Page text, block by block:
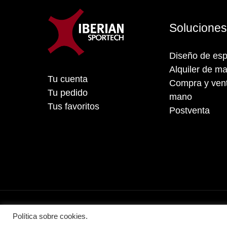
Tu cuenta
Tu pedido
Tus favoritos
Soluciones
Diseño de
Alquiler de
Compra y
mano
Postventa
2026 Iberian Sportech © Todos los
Política sobre cookies.